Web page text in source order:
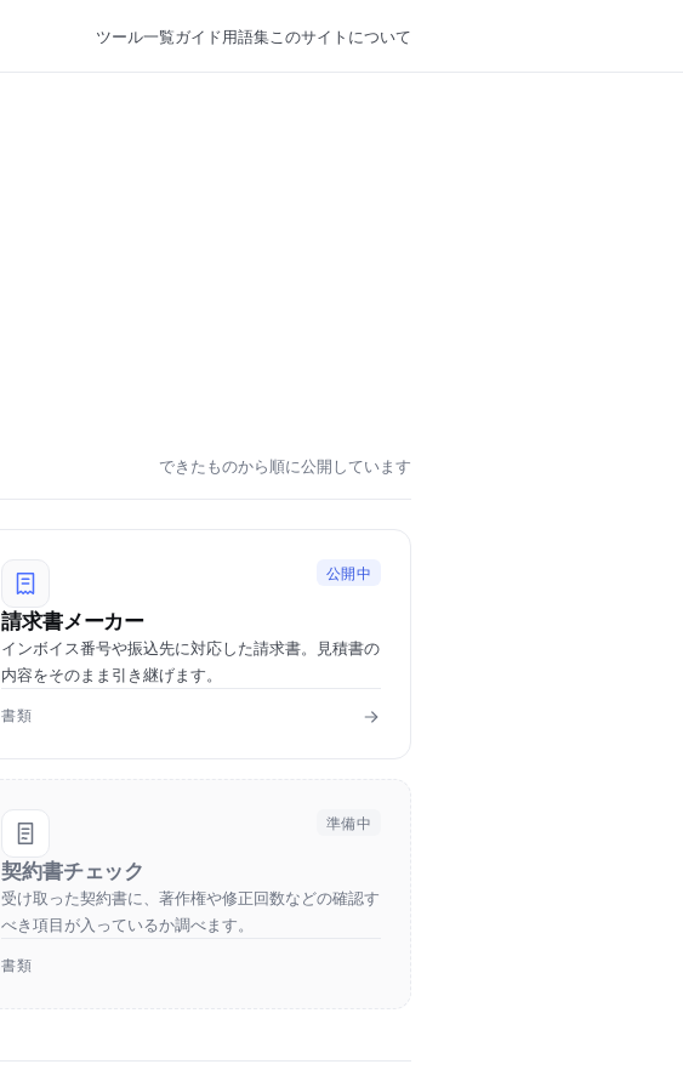
ツール一覧ガイド用語集このサイトについて
できたものから順に公開しています
公開中
請求書メーカー
インボイス番号や振込先に対応した請求書。見積書の
内容をそのまま引き継げます。
書類
準備中
契約書チェック
受け取った契約書に、著作権や修正回数などの確認す
べき項目が入っているか調べます。
書類